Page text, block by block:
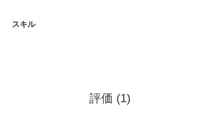
スキル
評価 (1)